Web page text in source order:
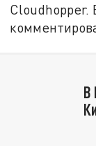
Cloudhopper.
В